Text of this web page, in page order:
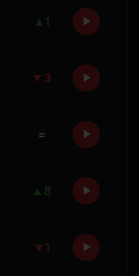
▲ 1
▼ 3
=
▲ 8
▼ 1